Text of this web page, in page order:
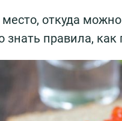
откуда
знать правила,